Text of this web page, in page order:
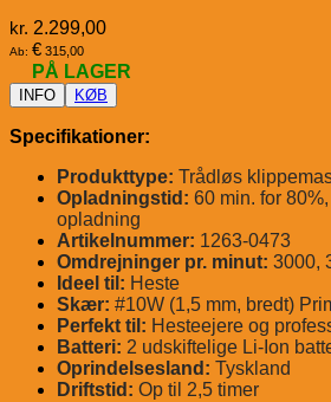
kr. 2.299,00
Ab: € 315,00
PÅ LAGER
INFO KØB
Specifikationer:
Produkttype: Trådløs
Opladningstid: 60 min. for
opladning
Artikelnummer: 1263-0473
Omdrejninger pr. minut: 3000,
Ideel til: Heste
Skær: #10W (1,5 mm, bredt)
Perfekt til: Hesteejere og
Batteri: 2 udskiftelige Li-Ion
Oprindelsesland: Tyskland
Driftstid: Op til 2,5 timer